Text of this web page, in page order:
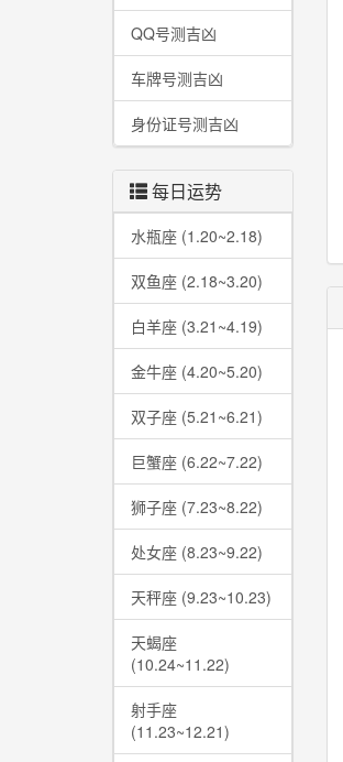
QQ号测吉凶
车牌号测吉凶
身份证号测吉凶
每日运势
水瓶座 (1.20~2.18)
双鱼座 (2.18~3.20)
白羊座 (3.21~4.19)
金牛座 (4.20~5.20)
双子座 (5.21~6.21)
巨蟹座 (6.22~7.22)
狮子座 (7.23~8.22)
处女座 (8.23~9.22)
天秤座 (9.23~10.23)
天蝎座
(10.24~11.22)
射手座
(11.23~12.21)